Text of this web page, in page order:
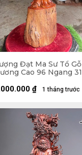
Đạt Ma Sư Tổ Gỗ
Cao 96 Ngang 31
1 tháng trước
₫